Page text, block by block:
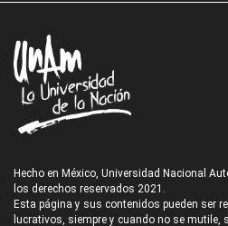
Hecho en México, Universidad Nacional
los derechos reservados 2021.
Esta página y sus contenidos pueden ser
lucrativos, siempre y cuando no se mutile,